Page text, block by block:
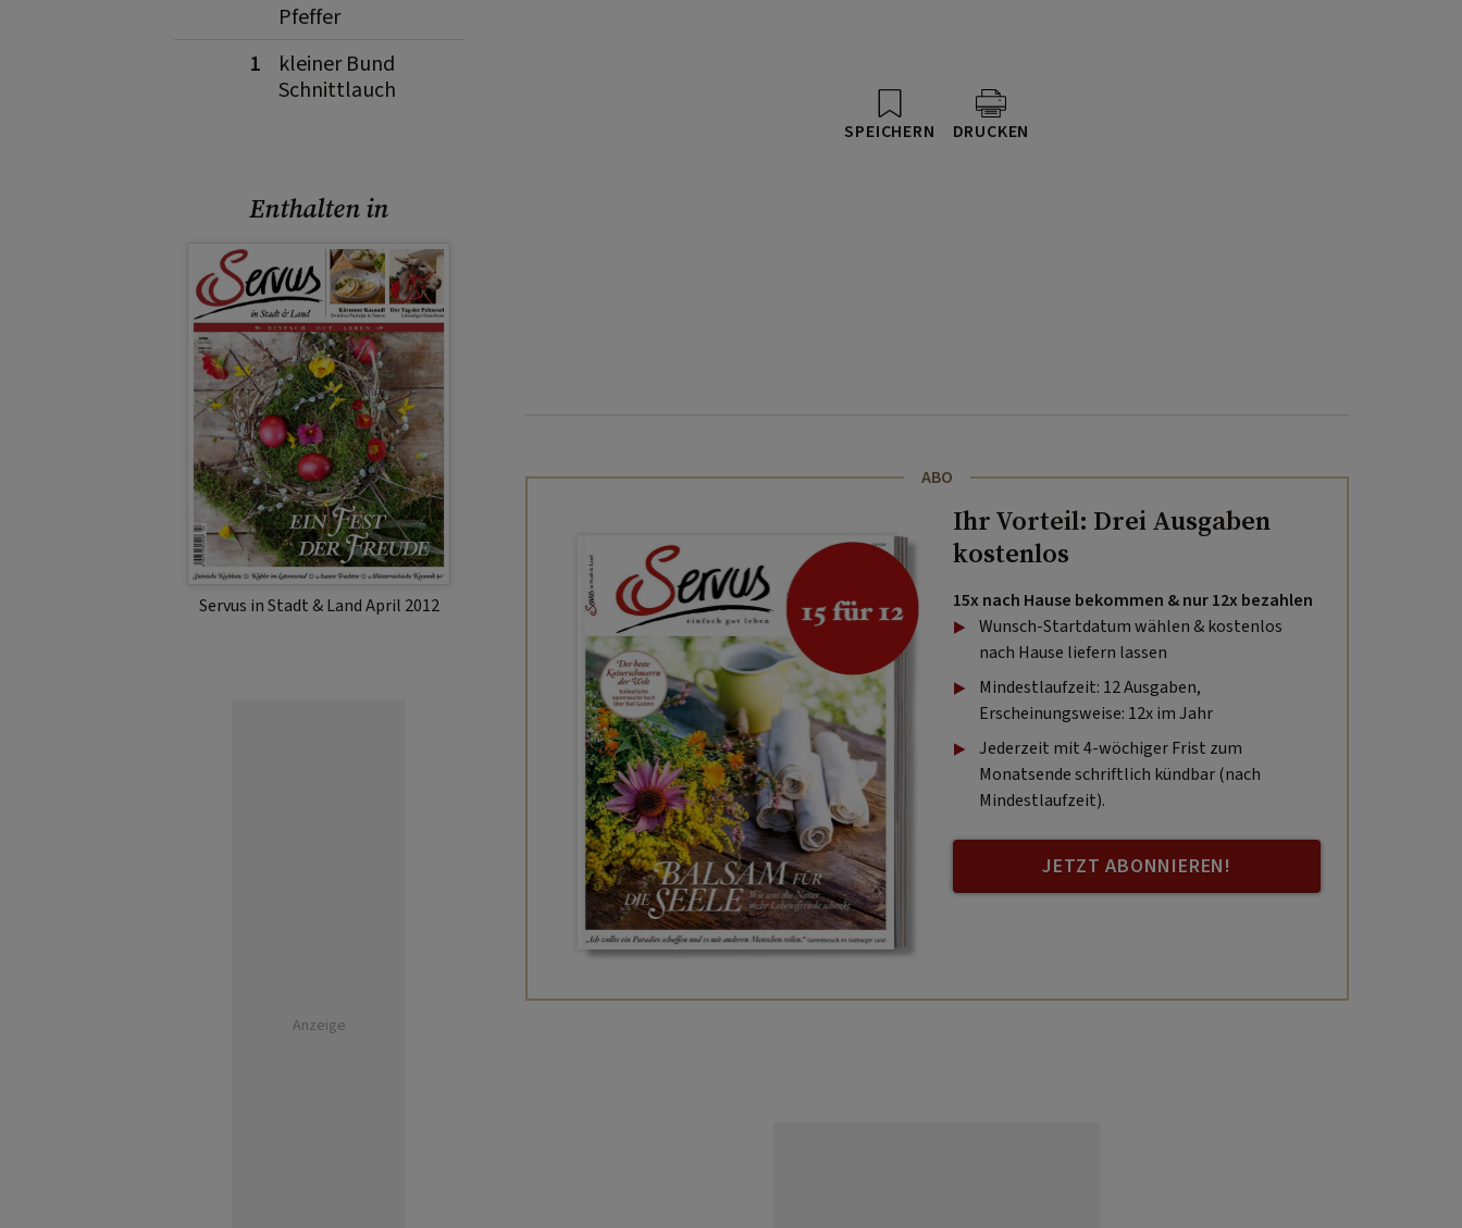
Pfeffer
1
kleiner Bund
Schnittlauch
Enthalten in
Servus in Stadt & Land April 2012
Anzeige
SPEICHERN DRUCKEN
ABO
Ihr Vorteil: Drei Ausgaben
kostenlos
15x nach Hause bekommen & nur 12x bezahlen
Wunsch-Startdatum wählen & kostenlos
nach Hause liefern lassen
Mindestlaufzeit: 12 Ausgaben,
Erscheinungsweise: 12x im Jahr
Jederzeit mit 4-wöchiger Frist zum
Monatsende schriftlich kündbar (nach
Mindestlaufzeit).
JETZT ABONNIEREN!